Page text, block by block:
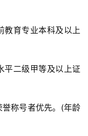
教育专业本科及以上
平二级甲等及以上证
称号者优先。(年龄